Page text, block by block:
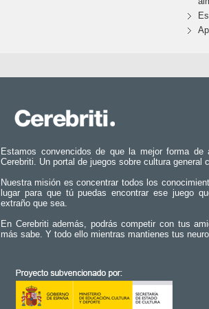
Estamos convencidos de que la mejor forma de
Cerebriti. Un portal de juegos sobre cultura general
Nuestra misión es concentrar todos los
lugar para que tú puedas encontrar ese juego
extraño que sea.
En Cerebriti además, podrás competir con tus
más sabe. Y todo ello mientras mantienes tus